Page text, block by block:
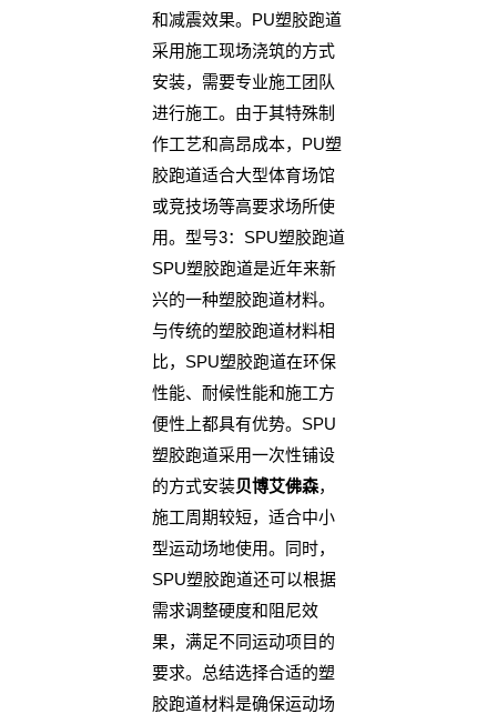
和减震效果。PU塑胶跑道
采用施工现场浇筑的方式
安装，需要专业施工团队
进行施工。由于其特殊制
作工艺和高昂成本，PU塑
胶跑道适合大型体育场馆
或竞技场等高要求场所使
用。型号3：SPU塑胶跑道
SPU塑胶跑道是近年来新
兴的一种塑胶跑道材料。
与传统的塑胶跑道材料相
比，SPU塑胶跑道在环保
性能、耐候性能和施工方
便性上都具有优势。SPU
塑胶跑道采用一次性铺设
的方式安装贝博艾佛森，
施工周期较短，适合中小
型运动场地使用。同时，
SPU塑胶跑道还可以根据
需求调整硬度和阻尼效
果，满足不同运动项目的
要求。总结选择合适的塑
胶跑道材料是确保运动场